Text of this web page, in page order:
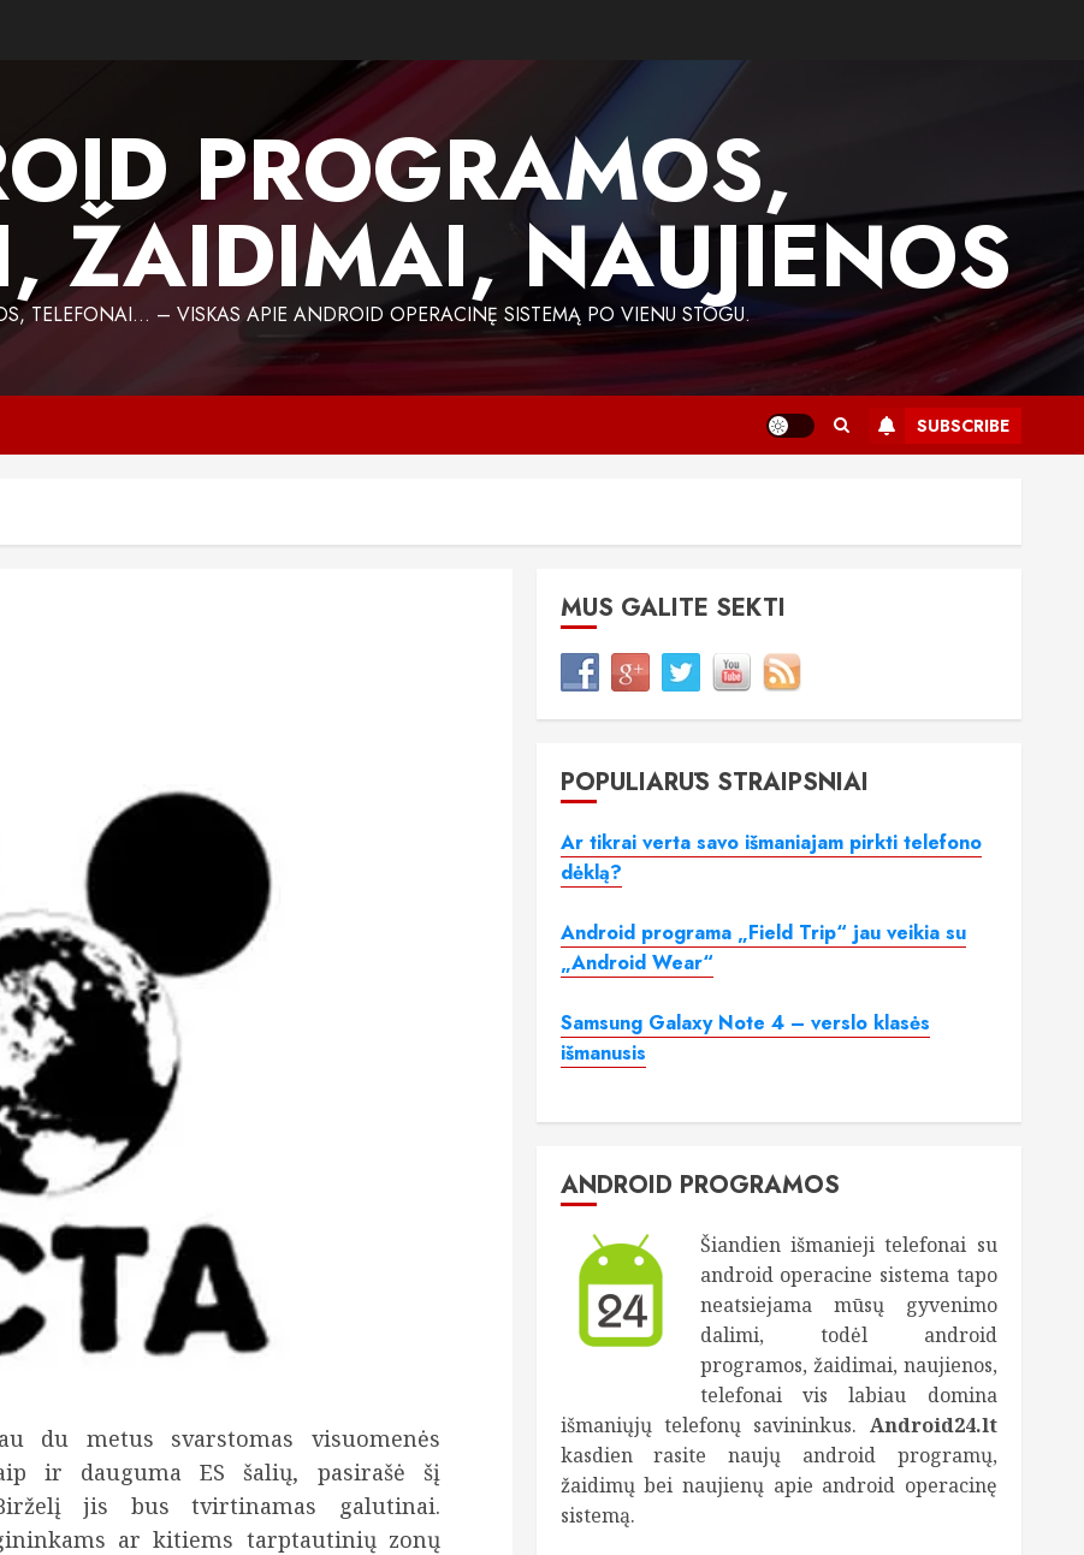
PROGRAMOS,
ŽAIDIMAI, NAUJIENOS
TELEFONAI… – VISKAS APIE ANDROID OPERACINĘ SISTEMĄ PO VIENU STOGU.
SUBSCRIBE
du metus svarstomas visuomenės
ir dauguma ES šalių, pasirašė šį
jis bus tvirtinamas galutinai.
ar kitiems tarptautinių zonų
MUS GALITE SEKTI
POPULIARŪS STRAIPSNIAI
Ar tikrai verta savo išmaniajam pirkti telefono
dėklą?
Android programa „Field Trip“ jau veikia su
„Android Wear“
Samsung Galaxy Note 4 – verslo klasės
išmanusis
ANDROID PROGRAMOS
Šiandien išmanieji telefonai su
android operacine sistema tapo
neatsiejama mūsų gyvenimo
dalimi, todėl android
programos, žaidimai, naujienos,
telefonai vis labiau domina
išmaniųjų telefonų savininkus. Android24.lt
kasdien rasite naujų android programų,
žaidimų bei naujienų apie android operacinę
sistemą.